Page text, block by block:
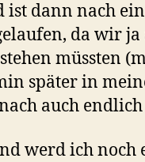
ist dann nach
da wir
müssten
später in
auch
werd ich noch